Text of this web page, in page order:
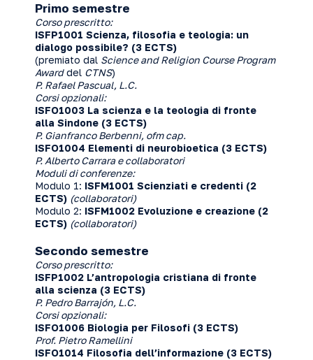
Primo semestre
Corso prescritto:
ISFP1001 Scienza, filosofia e teologia: un
dialogo possibile? (3 ECTS)
(premiato dal Science and Religion Course Program
Awarddel CTNS)
P. Rafael Pascual, L.C.
Corsi opzionali:
ISFO1003 La scienza e la teologia di fronte
alla Sindone (3 ECTS)
P. Gianfranco Berbenni, ofm cap.
ISFO1004 Elementi di neurobioetica (3 ECTS)
P. Alberto Carrara e collaboratori
Moduli di conferenze:
Modulo 1: ISFM1001 Scienziati e credenti (2
ECTS) (collaboratori)
Modulo 2: ISFM1002 Evoluzione e creazione (2
ECTS) (collaboratori)
Secondo semestre
Corso prescritto:
ISFP1002 L’antropologia cristiana di fronte
alla scienza (3 ECTS)
P. Pedro Barrajón, L.C.
Corsi opzionali:
ISFO1006 Biologia per Filosofi (3 ECTS)
Prof. Pietro Ramellini
ISFO1014 Filosofia dell’informazione (3 ECTS)